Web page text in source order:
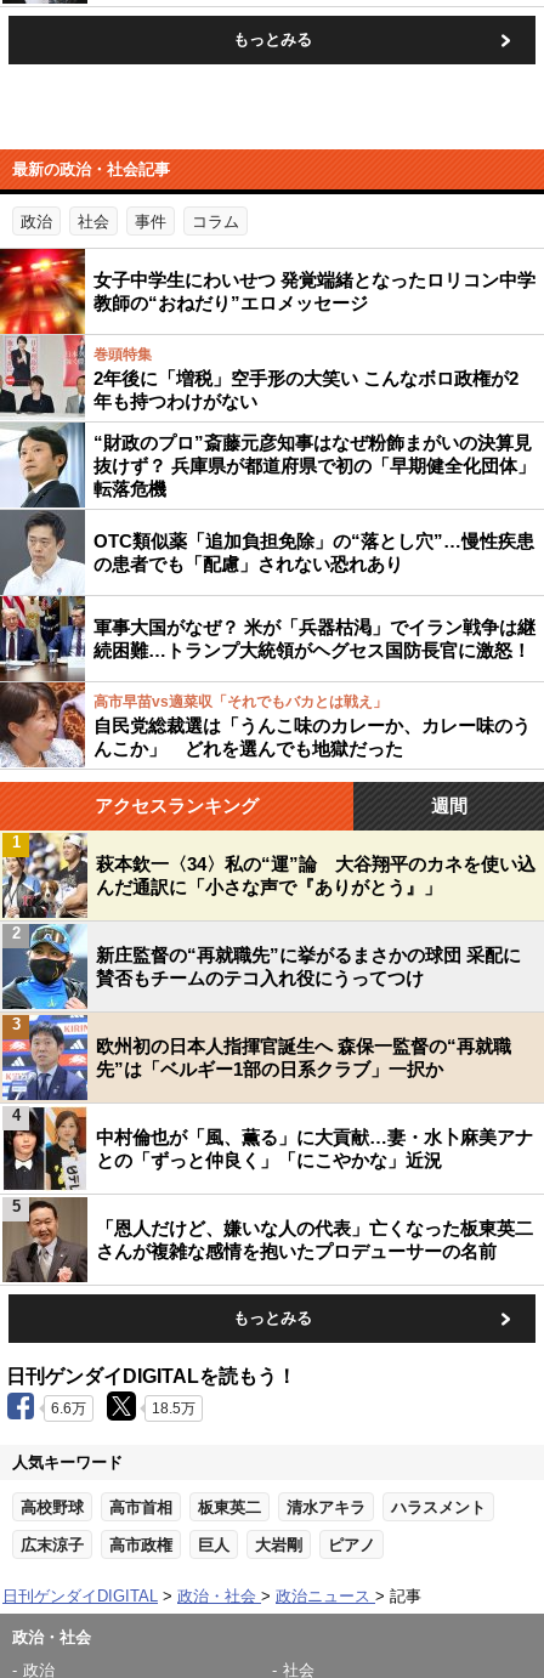
もっとみる
最新の政治・社会記事
政治 社会 事件 コラム
女子中学生にわいせつ 発覚端緒となったロリコン中学
教師の“おねだり”エロメッセージ
巻頭特集
2年後に「増税」空手形の大笑い こんなボロ政権が2
年も持つわけがない
“財政のプロ”斎藤元彦知事はなぜ粉飾まがいの決算見
抜けず？ 兵庫県が都道府県で初の「早期健全化団体」
転落危機
OTC類似薬「追加負担免除」の“落とし穴”…慢性疾患
の患者でも「配慮」されない恐れあり
軍事大国がなぜ？ 米が「兵器枯渇」でイラン戦争は継
続困難…トランプ大統領がヘグセス国防長官に激怒！
高市早苗vs適菜収「それでもバカとは戦え」
自民党総裁選は「うんこ味のカレーか、カレー味のう
んこか」 どれを選んでも地獄だった
アクセスランキング 週間
萩本欽一〈34〉私の“運”論 大谷翔平のカネを使い込
んだ通訳に「小さな声で『ありがとう』」
1
新庄監督の“再就職先”に挙がるまさかの球団 采配に
賛否もチームのテコ入れ役にうってつけ
2
欧州初の日本人指揮官誕生へ 森保一監督の“再就職
先”は「ベルギー1部の日系クラブ」一択か
3
中村倫也が「風、薫る」に大貢献…妻・水卜麻美アナ
との「ずっと仲良く」「にこやかな」近況
4
「恩人だけど、嫌いな人の代表」亡くなった板東英二
さんが複雑な感情を抱いたプロデューサーの名前
5
もっとみる
日刊ゲンダイDIGITALを読もう！
6.6万 18.5万
人気キーワード
高校野球 高市首相 板東英二 清水アキラ ハラスメント
広末涼子 高市政権 巨人 大岩剛 ピアノ
日刊ゲンダイDIGITAL 政治・社会 政治ニュース 記事
政治・社会
政治
社会